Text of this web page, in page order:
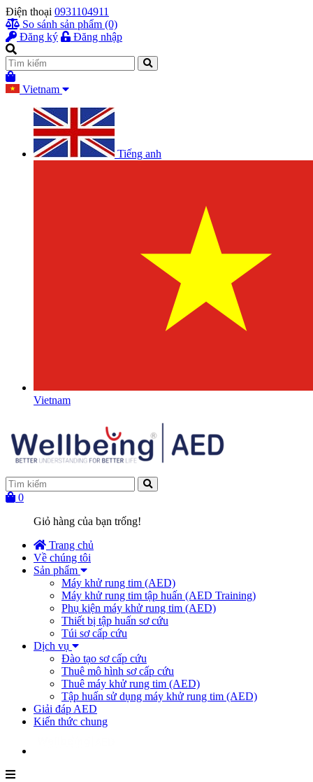
Điện thoại 0931104911
So sánh sản phẩm (0)
Đăng ký
Đăng nhập
Vietnam
Tiếng anh
Vietnam
0
Giỏ hàng của bạn trống!
Trang chủ
Về chúng tôi
Sản phẩm
Máy khử rung tim (AED)
Máy khử rung tim tập huấn (AED Training)
Phụ kiện máy khử rung tim (AED)
Thiết bị tập huấn sơ cứu
Túi sơ cấp cứu
Dịch vụ
Đào tạo sơ cấp cứu
Thuê mô hình sơ cấp cứu
Thuê máy khử rung tim (AED)
Tập huấn sử dụng máy khử rung tim (AED)
Giải đáp AED
Kiến thức chung